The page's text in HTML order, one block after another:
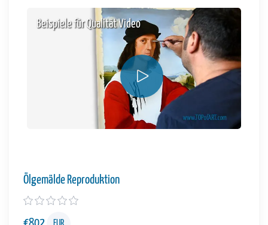
Beispiele für Qualität Video
Ölgemälde Reproduktion